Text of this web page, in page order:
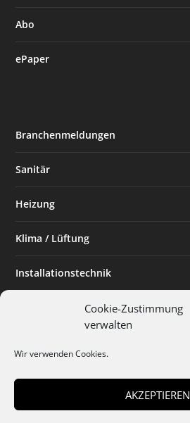
Cookie-Zustimmung
verwalten
Wir verwenden Cookies.
AKZEPTIEREN
Abo
ePaper
Branchenmeldungen
Sanitär
Heizung
Klima / Lüftung
Installationstechnik
Planen & Bauen
Installateur des Monats